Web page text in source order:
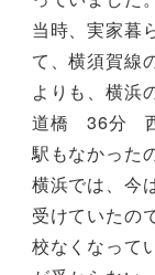
当時、実家暮
て、横須賀線
よりも、横浜
道橋 36分 西
駅もなかった
横浜では、今
受けていたの
校なくなって